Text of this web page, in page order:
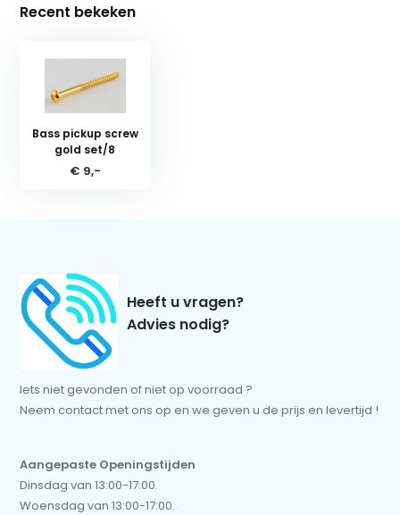
Recent bekeken
Bass pickup screw
gold set/8
€ 9,-
Heeft u vragen?
Advies nodig?
Iets niet gevonden of niet op voorraad ?
Neem contact met ons op en we geven u de prijs en levertijd !
Aangepaste Openingstijden
Dinsdag van 13:00-17:00.
Woensdag van 13:00-17:00.